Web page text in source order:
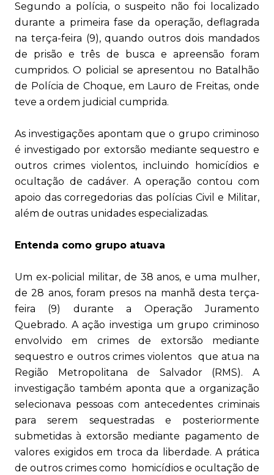
Segundo a polícia, o suspeito não foi localizado
durante a primeira fase da operação, deflagrada
na terça-feira (9), quando outros dois mandados
de prisão e três de busca e apreensão foram
cumpridos. O policial se apresentou no Batalhão
de Polícia de Choque, em Lauro de Freitas, onde
teve a ordem judicial cumprida.
As investigações apontam que o grupo criminoso
é investigado por extorsão mediante sequestro e
outros crimes violentos, incluindo homicídios e
ocultação de cadáver. A operação contou com
apoio das corregedorias das polícias Civil e Militar,
além de outras unidades especializadas.
Entenda como grupo atuava
Um ex-policial militar, de 38 anos, e uma mulher,
de 28 anos, foram presos na manhã desta terça-
feira (9) durante a Operação Juramento
Quebrado. A ação investiga um grupo criminoso
envolvido em crimes de extorsão mediante
sequestro e outros crimes violentos que atua na
Região Metropolitana de Salvador (RMS). A
investigação também aponta que a organização
selecionava pessoas com antecedentes criminais
para serem sequestradas e posteriormente
submetidas à extorsão mediante pagamento de
valores exigidos em troca da liberdade. A prática
de outros crimes como homicídios e ocultação de